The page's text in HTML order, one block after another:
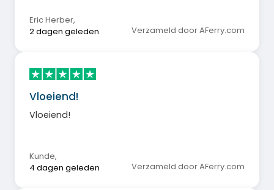
Eric Herber,
2 dagen geleden
Verzameld door AFerry.com
Vloeiend!
Vloeiend!
Kunde,
4 dagen geleden
Verzameld door AFerry.com